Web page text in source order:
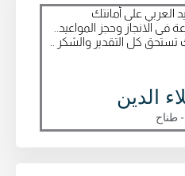
على أمانتك
وحجز المواعيد..
كل التقدير والشكر ..
الدين